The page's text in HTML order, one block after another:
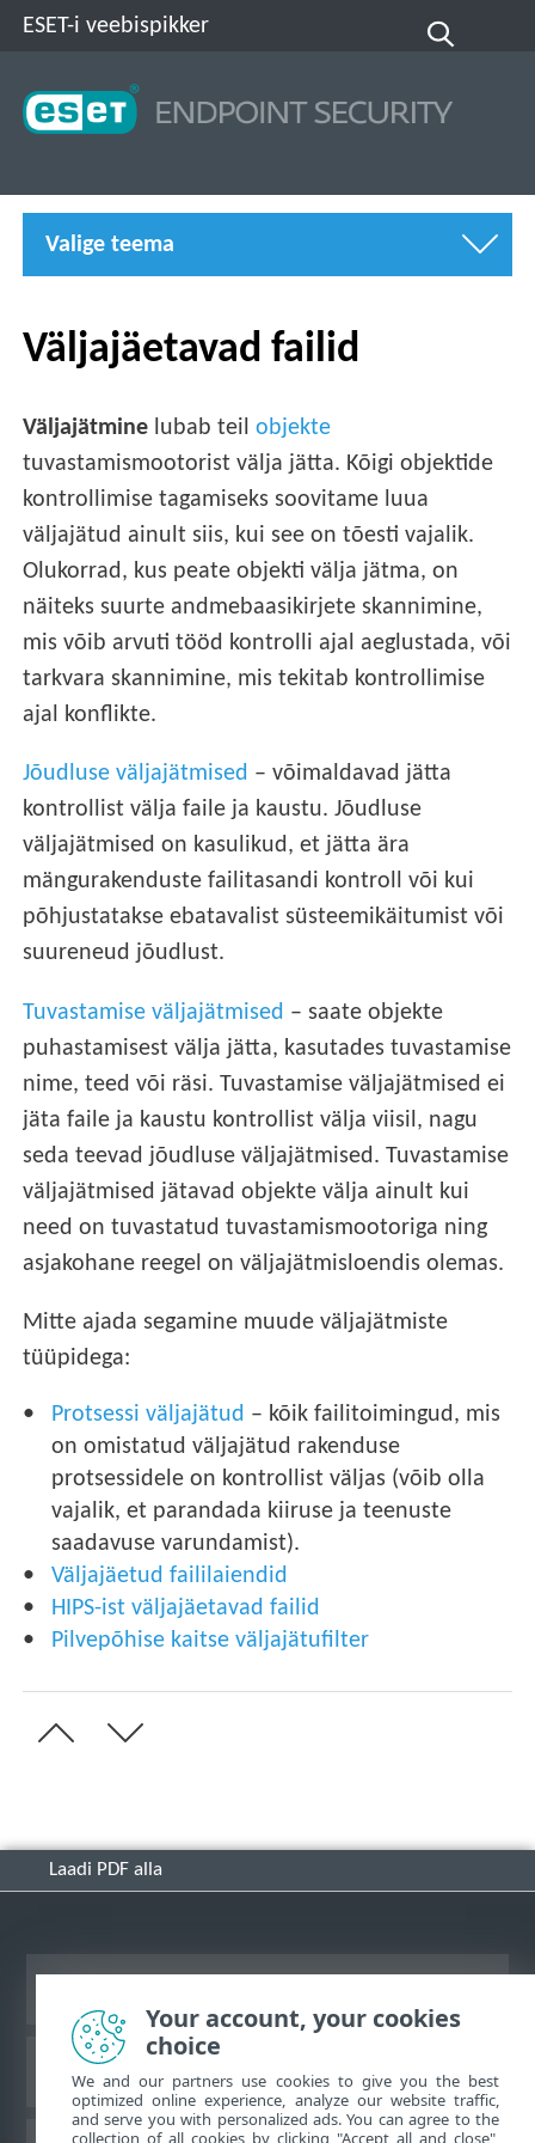
ESET-i veebispikker
Valige teema
Väljajäetavad failid
Väljajätmine lubab teilobjekte
tuvastamismootorist välja jätta. Kõigi objektide
kontrollimise tagamiseks soovitame luua
väljajätud ainult siis, kui see on tõesti vajalik.
Olukorrad, kus peate objekti välja jätma, on
näiteks suurte andmebaasikirjete skannimine,
mis võib arvuti tööd kontrolli ajal aeglustada, või
tarkvara skannimine, mis tekitab kontrollimise
ajal konflikte.
Jõudluse väljajätmised – võimaldavad jätta
kontrollist välja faile ja kaustu. Jõudluse
väljajätmised on kasulikud, et jätta ära
mängurakenduste failitasandi kontroll või kui
põhjustatakse ebatavalist süsteemikäitumist või
suureneud jõudlust.
Tuvastamise väljajätmised – saate objekte
puhastamisest välja jätta, kasutades tuvastamise
nime, teed või räsi. Tuvastamise väljajätmised ei
jäta faile ja kaustu kontrollist välja viisil, nagu
seda teevad jõudluse väljajätmised. Tuvastamise
väljajätmised jätavad objekte välja ainult kui
need on tuvastatud tuvastamismootoriga ning
asjakohane reegel on väljajätmisloendis olemas.
Mitte ajada segamine muude väljajätmiste
tüüpidega:
Protsessi väljajätud – kõik failitoimingud, mis
on omistatud väljajätud rakenduse
protsessidele on kontrollist väljas (võib olla
vajalik, et parandada kiiruse ja teenuste
saadavuse varundamist).
Väljajäetud faililaiendid
HIPS-ist väljajäetavad failid
Pilvepõhise kaitse väljajätufilter
Laadi PDF alla
ESET-i teabebaas
Your account, your cookies
choice
We and our partners use cookies to give you the best
optimized online experience, analyze our website traffic,
and serve you with personalized ads. You can agree to the
collection of all cookies by clicking "Accept all and close",